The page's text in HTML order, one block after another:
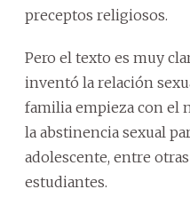
preceptos religiosos.
Pero el texto es muy
inventó la relación
familia empieza con el
la abstinencia sexual
adolescente, entre
estudiantes.